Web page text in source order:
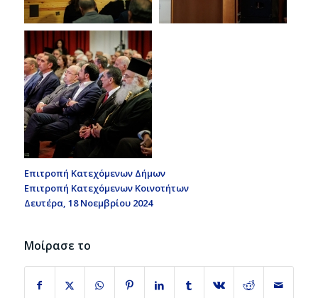
Επιτροπή Κατεχόμενων Δήμων
Επιτροπή Κατεχόμενων Κοινοτήτων
Δευτέρα, 18 Νοεμβρίου 2024
Μοίρασε το